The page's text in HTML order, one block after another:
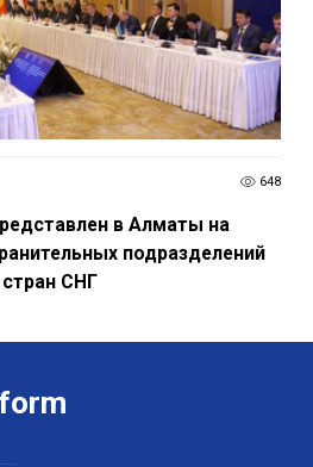
648
в Алматы на
подразделений
СНГ